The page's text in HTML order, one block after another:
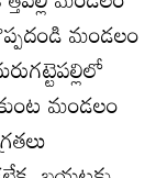
మండలం
మండలం